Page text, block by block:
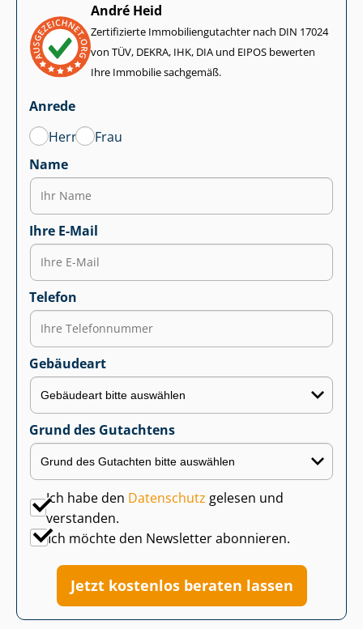
André Heid
Zertifizierte Im­mo­bi­li­en­gut­ach­ter nach DIN 17024
von TÜV, DEKRA, IHK, DIA und EIPOS bewerten
Ihre Immobilie sachgemäß.
Anrede
Herr
Frau
Name
Ihre E-Mail
Telefon
Gebäudeart
Grund des Gutachtens
Ich habe den Datenschutz gelesen und
verstanden.
Ich möchte den Newsletter abonnieren.
Jetzt kostenlos beraten lassen